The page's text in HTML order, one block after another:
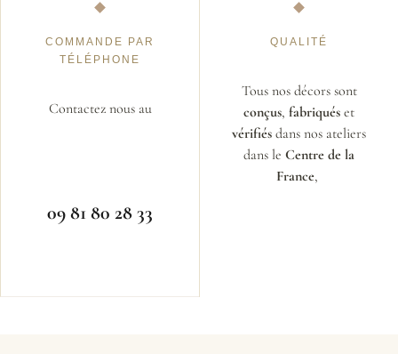
COMMANDE PAR
TÉLÉPHONE
Contactez nous au
09 81 80 28 33
QUALITÉ
Tous nos décors sont
conçus, fabriqués et
vérifiés dans nos ateliers
dans le Centre de la
France,